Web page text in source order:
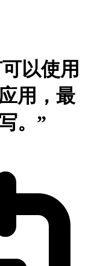
以使用
用，最
。”